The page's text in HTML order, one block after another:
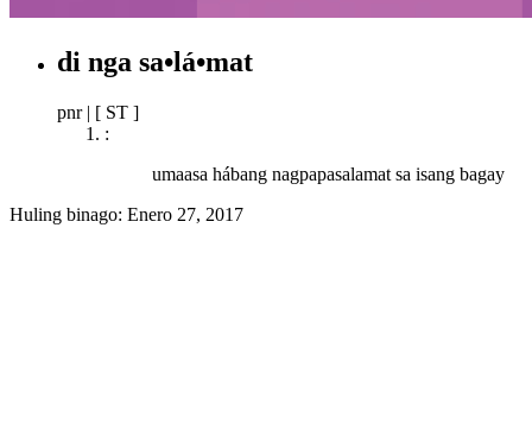
di nga sa•lá•mat
pnr | [ ST ]
:
umaasa hábang nagpapasalamat sa isang bagay
Huling binago: Enero 27, 2017